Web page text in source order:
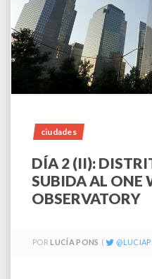
ciudades
DÍA 2 (II):
SUBIDA AL ONE
OBSERVATORY
PORLUCÍA PONS